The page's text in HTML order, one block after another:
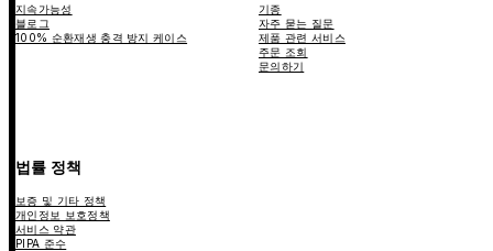
지속가능성
블로그
100% 순환재생 충격 방지 케이스
기종
자주 묻는 질문
제품 관련 서비스
주문 조회
문의하기
법률 정책
보증 및 기타 정책
개인정보 보호정책
서비스 약관
PIPA 준수